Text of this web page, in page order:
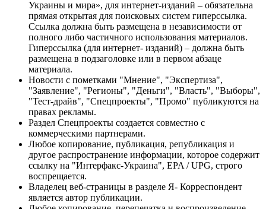
Украины и мира», для интернет-изданий – обязательна
прямая открытая для поисковых систем гиперссылка.
Ссылка должна быть размещена в независимости от
полного либо частичного использования материалов.
Гиперссылка (для интернет- изданий) – должна быть
размещена в подзаголовке или в первом абзаце
материала.
Новости с пометками "Мнение", "Экспертиза",
"Заявление", "Регионы", "Деньги", "Власть", "Выборы",
"Тест-драйв", "Спецпроекты", "Промо" публикуются на
правах рекламы.
Раздел Спецпроекты создается совместно с
коммерческими партнерами.
Любое копирование, публикация, републикация и
другое распространение информации, которое содержит
ссылку на "Интерфакс-Украина", EPA / UPG, строго
воспрещается.
Владелец веб-страницы в разделе Я- Корреспондент
является автор публикации.